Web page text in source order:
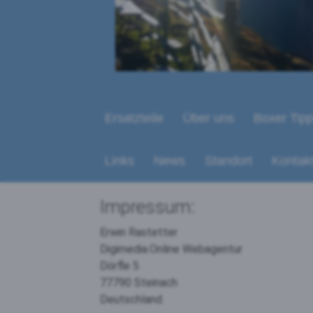
Ersatzteile Über uns Boxer
Links News Standort Kontakt
Impressum:
Erwin Rastetter
Digimedia.Online Webagentur
Dörfle 5
77790 Steinach
Deutschland